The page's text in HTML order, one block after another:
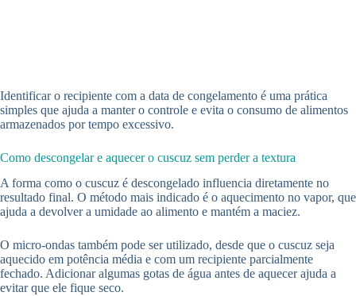
Identificar o recipiente com a data de congelamento é uma prática
simples que ajuda a manter o controle e evita o consumo de alimentos
armazenados por tempo excessivo.
Como descongelar e aquecer o cuscuz sem perder a textura
A forma como o cuscuz é descongelado influencia diretamente no
resultado final. O método mais indicado é o aquecimento no vapor, que
ajuda a devolver a umidade ao alimento e mantém a maciez.
O micro-ondas também pode ser utilizado, desde que o cuscuz seja
aquecido em potência média e com um recipiente parcialmente
fechado. Adicionar algumas gotas de água antes de aquecer ajuda a
evitar que ele fique seco.